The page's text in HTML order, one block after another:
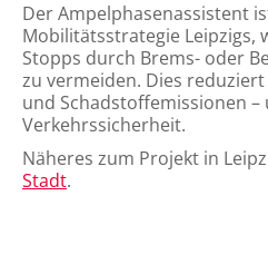
Der Ampelphasenassistent
Mobilitätsstrategie Leipzigs,
Stopps durch Brems- oder
zu vermeiden. Dies
und Schadstoffemissionen
Verkehrssicherheit.
Näheres zum Projekt in
Stadt.